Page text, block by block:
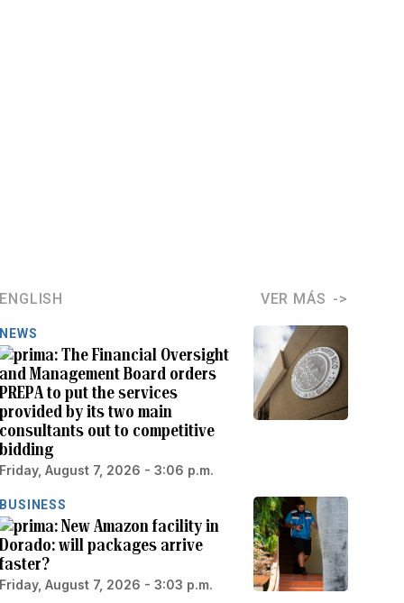
ENGLISH VER MÁS
NEWS
The Financial Oversight
and Management Board orders
PREPA to put the services
provided by its two main
consultants out to competitive
bidding
Friday, August 7, 2026 - 3:06 p.m.
BUSINESS
New Amazon facility in
Dorado: will packages arrive
faster?
Friday, August 7, 2026 - 3:03 p.m.